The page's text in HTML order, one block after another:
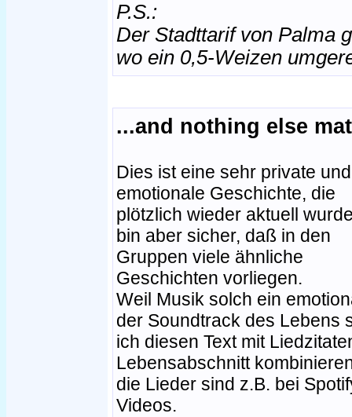
P.S.:
Der Stadttarif von Palma
wo ein 0,5-Weizen
...and nothing else
Dies ist eine sehr private
emotionale Geschichte, die
plötzlich wieder aktuell
bin aber sicher, daß in den
Gruppen viele ähnliche
Geschichten vorliegen.
Weil Musik solch ein
der Soundtrack des Lebens
ich diesen Text mit
Lebensabschnitt
die Lieder sind z.B. bei
Videos.